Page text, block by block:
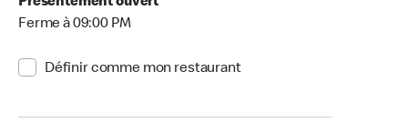
Ferme à 09:00 PM
Définir comme mon restaurant